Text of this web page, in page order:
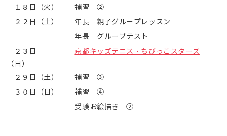
１８日（火）
補習 ②
２２日（土）
年長 親子グループレッスン
年長 グループテスト
２３日
（日）
京都キッズテニス・ちびっこスターズ
２９日（土）
補習 ③
３０日（日）
補習 ④
受験お絵描き ②